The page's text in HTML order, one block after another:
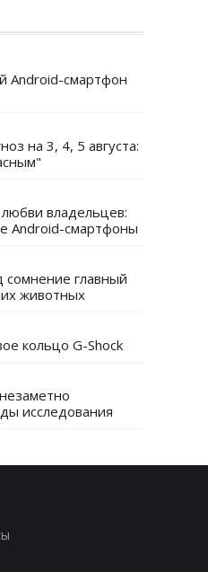
Android-смартфон
на 3, 4, 5 августа:
владельцев:
Android-смартфоны
сомнение главный
животных
кольцо G-Shock
исследования